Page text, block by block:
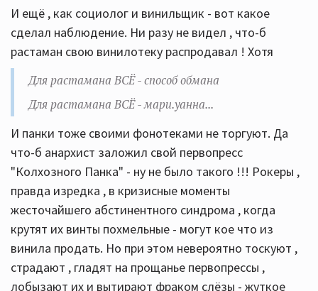
И ещё , как социолог и винильщик - вот какое
сделал наблюдение. Ни разу не видел , что-б
растаман свою винилотеку распродавал ! Хотя
Для растамана ВСЁ - способ обмана
Для растамана ВСЁ - мари.уанна...
И панки тоже своими фонотеками не торгуют. Да
что-б анархист заложил свой первопресс
"Колхозного Панка" - ну не было такого !!! Рокеры ,
правда изредка , в кризисные моменты
жесточайшего абстинентного синдрома , когда
крутят их винты похмельные - могут кое что из
винила продать. Но при этом невероятно тоскуют ,
страдают , гладят на прощанье первопрессы ,
лобызают их и вытирают фраком слёзы - жуткое